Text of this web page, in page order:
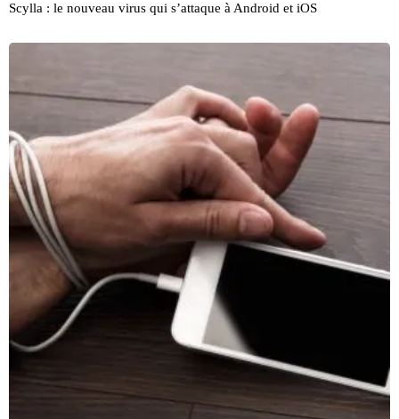
Scylla : le nouveau virus qui s’attaque à Android et iOS